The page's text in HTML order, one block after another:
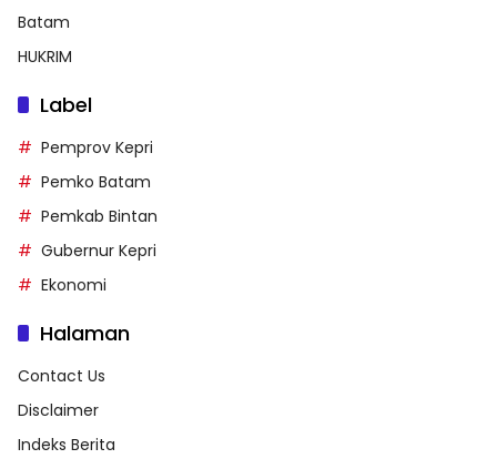
Batam
HUKRIM
Label
Pemprov Kepri
Pemko Batam
Pemkab Bintan
Gubernur Kepri
Ekonomi
Halaman
Contact Us
Disclaimer
Indeks Berita